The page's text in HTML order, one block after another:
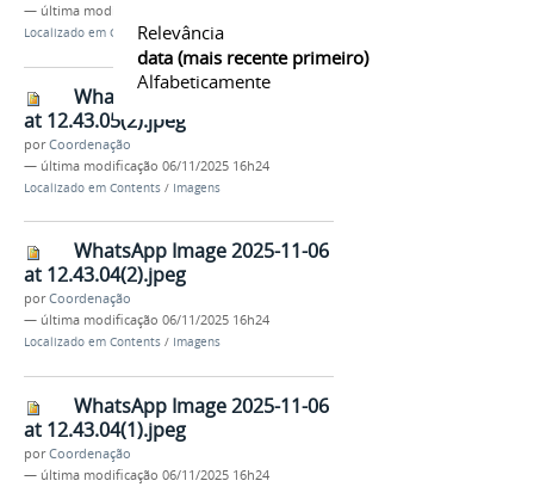
Relevância
data (mais recente primeiro)
Alfabeticamente
— última modificação
Localizado em Contents /Imagens
WhatsApp Image 2025-11-06
at 12.43.05(2).jpeg
porCoordenação
— última modificação 06/11/2025 16h24
Localizado em Contents / Imagens
WhatsApp Image 2025-11-06
at 12.43.04(2).jpeg
porCoordenação
— última modificação 06/11/2025 16h24
Localizado em Contents / Imagens
WhatsApp Image 2025-11-06
at 12.43.04(1).jpeg
porCoordenação
— última modificação 06/11/2025 16h24